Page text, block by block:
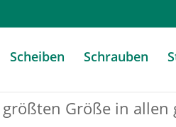
Scheiben Schrauben
Größe in allen